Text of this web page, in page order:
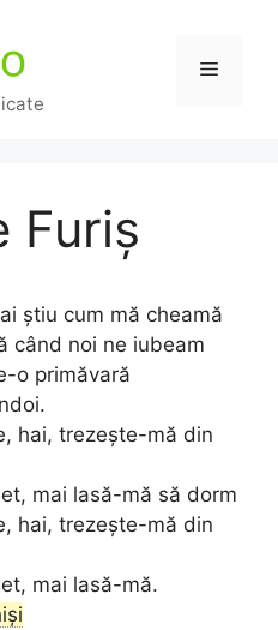
Meniu
Furiș
știu cum mă cheamă
când noi ne iubeam
o primăvară
hai, trezește-mă din
mai lasă-mă să dorm
hai, trezește-mă din
mai lasă-mă.